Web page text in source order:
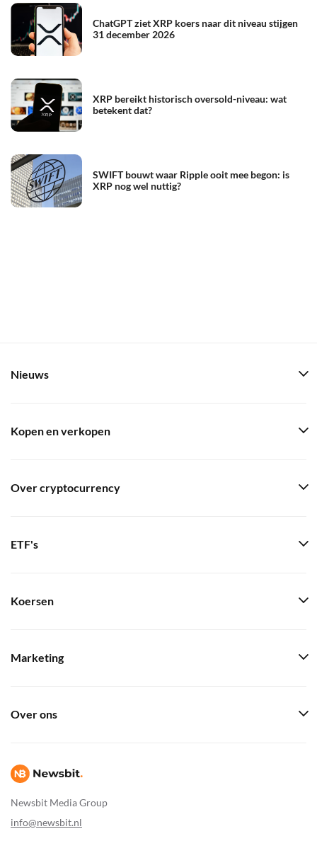
ChatGPT ziet XRP koers naar dit niveau stijgen
31 december 2026
XRP bereikt historisch oversold-niveau: wat
betekent dat?
SWIFT bouwt waar Ripple ooit mee begon: is
XRP nog wel nuttig?
Newsbit Media Group
info@newsbit.nl
Nieuws
Kopen en verkopen
Over cryptocurrency
ETF's
Koersen
Marketing
Over ons